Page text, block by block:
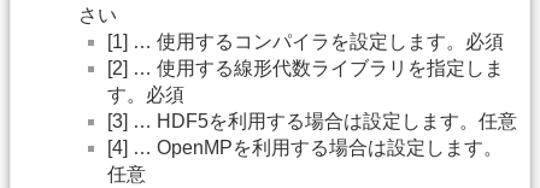
さい
[1] … 使用するコンパイラを設定します。必須
[2] … 使用する線形代数ライブラリを指定しま
す。必須
[3] … HDF5を利用する場合は設定します。任意
[4] … OpenMPを利用する場合は設定します。
任意